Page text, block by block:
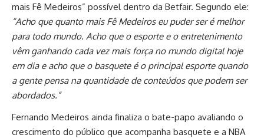
mais Fê Medeiros” possível dentro da Betfair. Segundo ele:
“Acho que quanto mais Fê Medeiros eu puder ser é melhor
para todo mundo. Acho que o esporte e o entretenimento
vêm ganhando cada vez mais força no mundo digital hoje
em dia e acho que o basquete é o principal esporte quando
a gente pensa na quantidade de conteúdos que podem ser
abordados.”
Fernando Medeiros ainda finaliza o bate-papo avaliando o
crescimento do público que acompanha basquete e a NBA